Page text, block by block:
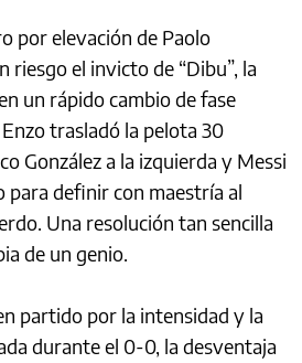
por elevación de Paolo
riesgo el invicto de “Dibu”, la
un rápido cambio de fase
trasladó la pelota 30
González a la izquierda y Messi
para definir con maestría al
Una resolución tan sencilla
de un genio.
partido por la intensidad y la
durante el 0-0, la desventaja